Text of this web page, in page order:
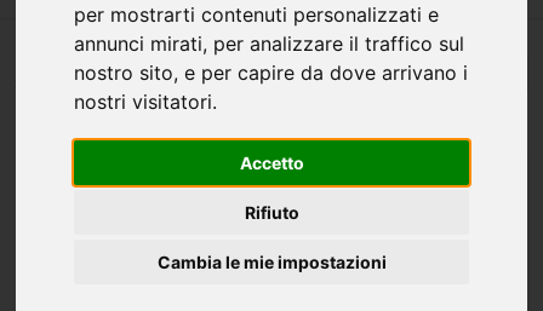
per mostrarti contenuti personalizzati e
annunci mirati, per analizzare il traffico sul
nostro sito, e per capire da dove arrivano i
nostri visitatori.
Accetto
Rifiuto
Cambia le mie impostazioni
annunci — 1–2 visualizzati Automatico